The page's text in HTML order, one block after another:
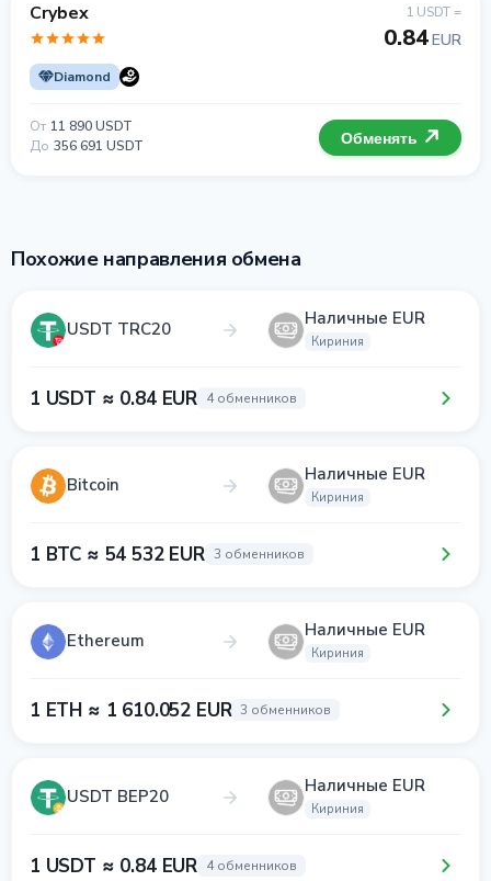
Crybex
Diamond
1 USDT =
0.84EUR
От 11 890 USDT
До 356 691 USDT Обменять
Похожие направления обмена
USDT TRC20 Наличные EUR
Кириния
1 USDT ≈ 0.84 EUR 4 обменников
Bitcoin Наличные EUR
Кириния
1 BTC ≈ 54 532 EUR 3 обменников
Ethereum Наличные EUR
Кириния
1 ETH ≈ 1 610.052 EUR 3 обменников
USDT BEP20 Наличные EUR
Кириния
1 USDT ≈ 0.84 EUR 4 обменников